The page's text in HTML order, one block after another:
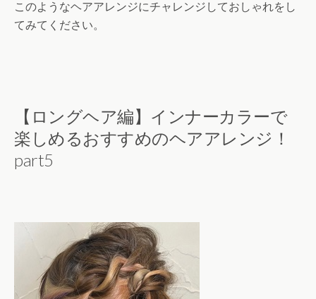
このようなヘアアレンジにチャレンジしておしゃれをし
てみてください。
【ロングヘア編】インナーカラーで
楽しめるおすすめのヘアアレンジ！
part5